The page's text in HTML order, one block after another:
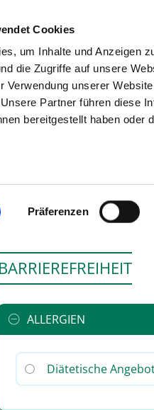
Cookies
um Inhalte und Anzeigen
die Zugriffe auf unsere
Verwendung unserer
Partner führen diese
bereitgestellt haben oder
Präferenzen
HELIOS
BARRIEREFREIHEIT
ALLERGIEN
Diätetische